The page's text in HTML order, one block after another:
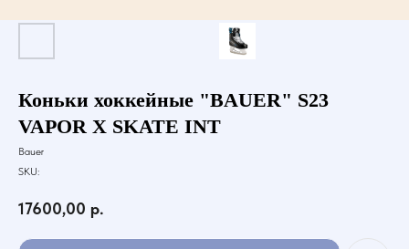
Коньки хоккейные "BAUER" S23
VAPOR X SKATE INT
Bauer
SKU:
17600,00 р.